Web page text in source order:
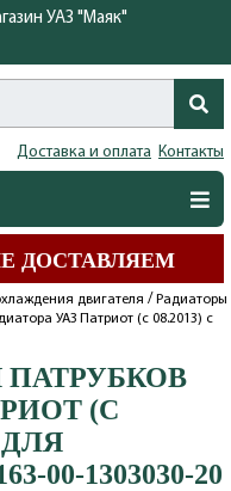
УАЗ "Маяк"
Доставка и оплата Контакты
ДОСТАВЛЯЕМ
двигателя / Радиаторы
УАЗ Патриот (с 08.2013) с
(С
ДЛЯ
00-1303030-20